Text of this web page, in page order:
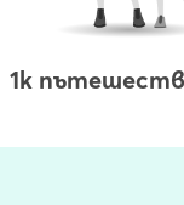
1k